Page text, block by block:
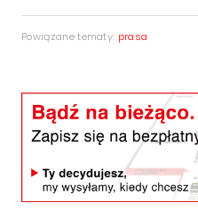
Powiązane tematy: prasa